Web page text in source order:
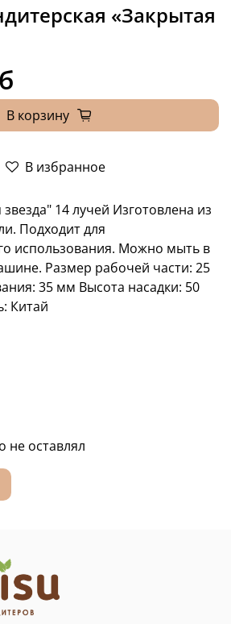
«Закрытая
В избранное
В корзину
14 лучей Изготовлена из
Подходит для
использования. Можно мыть в
Размер рабочей части: 25
35 мм Высота насадки: 50
Китай
не оставлял